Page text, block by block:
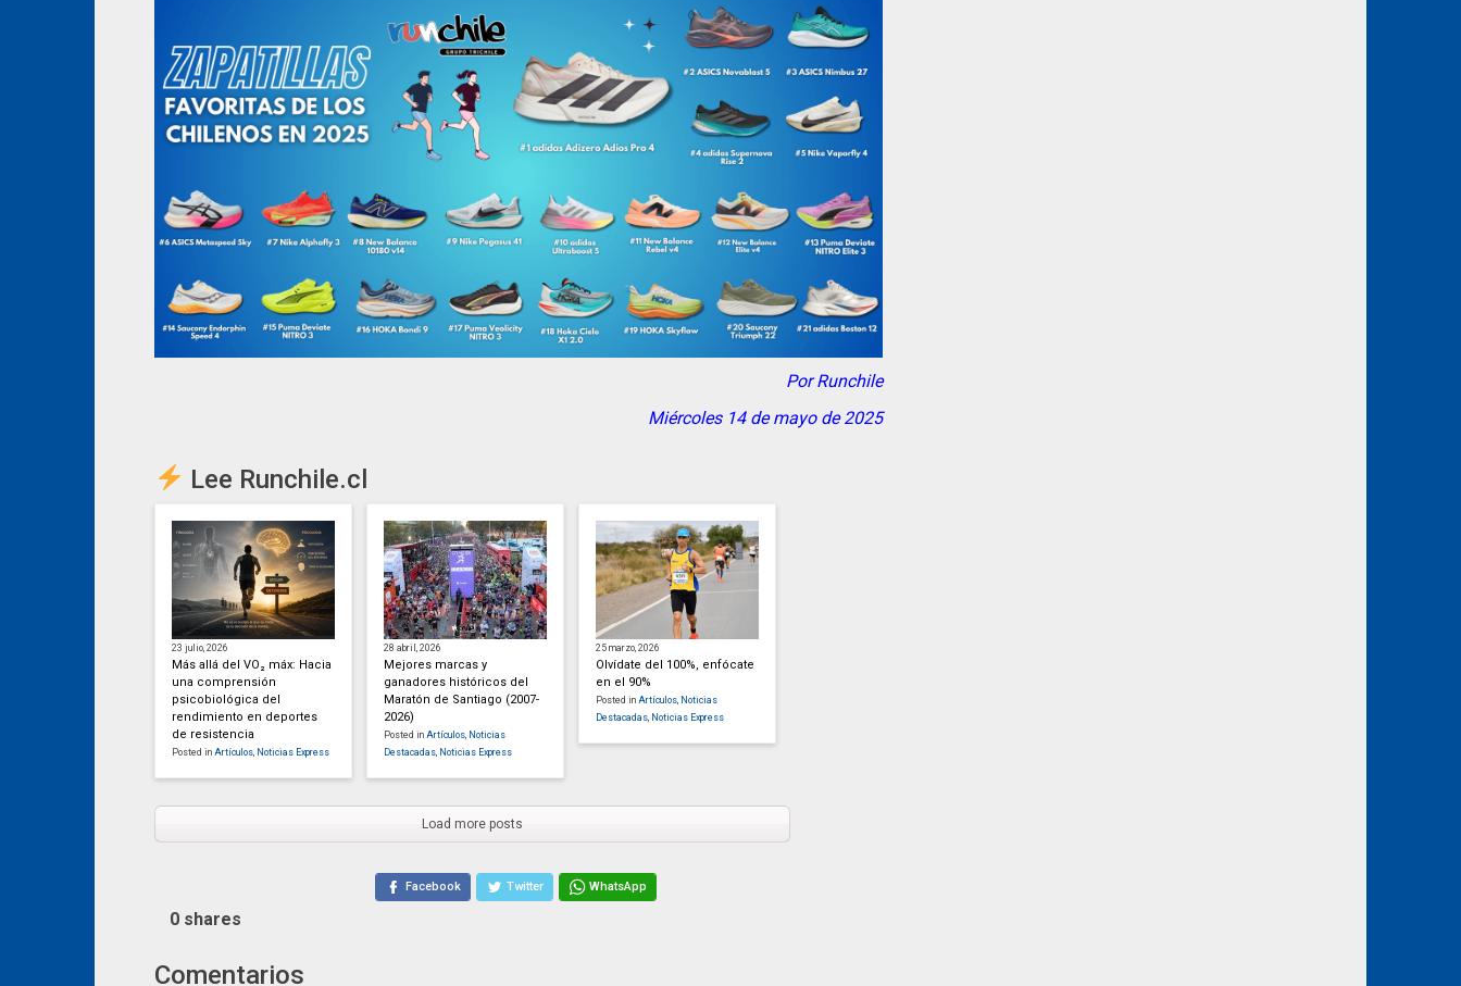
Por Runchile
Miércoles 14 de mayo de 2025
Lee Runchile.cl
23 julio, 2026
Más allá del VO₂ máx: Hacia
una comprensión
psicobiológica del
rendimiento en deportes
de resistencia
Posted in Artículos, Noticias Express
28 abril, 2026
Mejores marcas y
ganadores históricos del
Maratón de Santiago (2007-
2026)
Posted in Artículos, Noticias
Destacadas, Noticias Express
25 marzo, 2026
Olvídate del 100%, enfócate
en el 90%
Posted in Artículos, Noticias
Destacadas, Noticias Express
Load more posts
Facebook Twitter WhatsApp
0 shares
Comentarios